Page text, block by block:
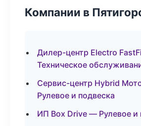
Компании в
Дилер-центр Electro
Техническое
Сервис-центр Hybrid
Рулевое и подвеска
ИП Box Drive — Рулевое и